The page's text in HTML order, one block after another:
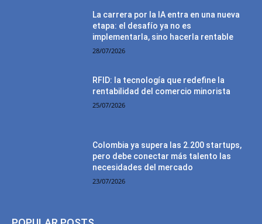
La carrera por la IA entra en una nueva
etapa: el desafío ya no es
implementarla, sino hacerla rentable
28/07/2026
RFID: la tecnología que redefine la
rentabilidad del comercio minorista
25/07/2026
Colombia ya supera las 2.200 startups,
pero debe conectar más talento las
necesidades del mercado
23/07/2026